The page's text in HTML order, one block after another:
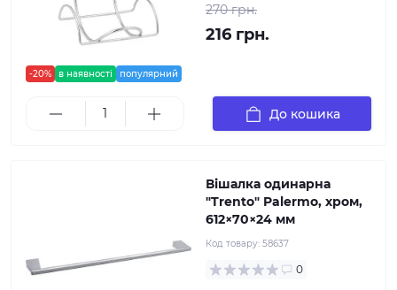
-20% в наявності популярний
270 грн.
216 грн.
До кошика
Вішалка одинарна
"Trento" Palermo, хром,
612×70×24 мм
Код товару: 58637
0